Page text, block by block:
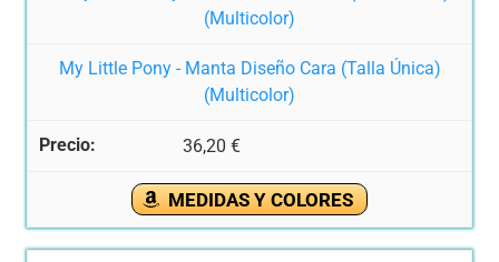
My Little Pony - Manta Diseño Cara (Talla Única)
(Multicolor)
36,20 €
MEDIDAS Y COLORES